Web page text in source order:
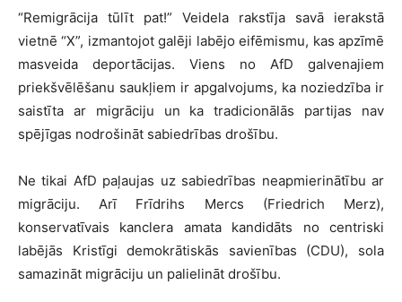
“Remigrācija tūlīt pat!” Veidela rakstīja savā ierakstā
vietnē “X”, izmantojot galēji labējo eifēmismu, kas apzīmē
masveida deportācijas. Viens no AfD galvenajiem
priekšvēlēšanu saukļiem ir apgalvojums, ka noziedzība ir
saistīta ar migrāciju un ka tradicionālās partijas nav
spējīgas nodrošināt sabiedrības drošību.
Ne tikai AfD paļaujas uz sabiedrības neapmierinātību ar
migrāciju. Arī Frīdrihs Mercs (Friedrich Merz),
konservatīvais kanclera amata kandidāts no centriski
labējās Kristīgi demokrātiskās savienības (CDU), sola
samazināt migrāciju un palielināt drošību.